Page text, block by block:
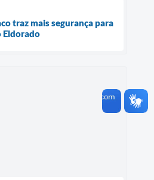
traz mais segurança para
Eldorado